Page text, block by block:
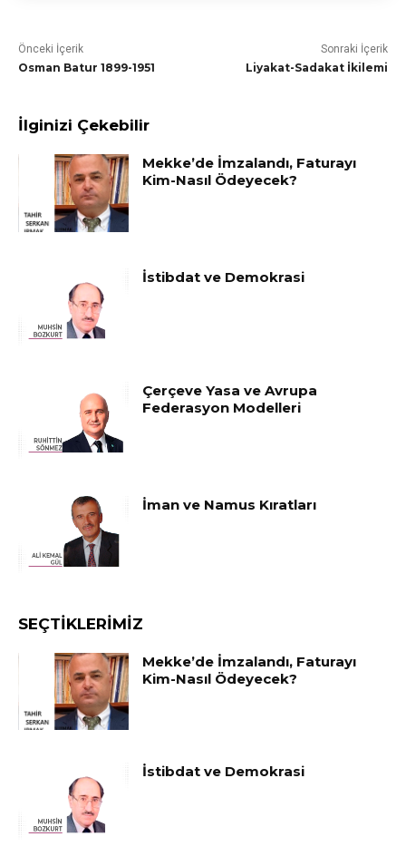
Önceki İçerik
Osman Batur 1899-1951
Sonraki İçerik
Liyakat-Sadakat İkilemi
İlginizi Çekebilir
Mekke’de İmzalandı, Faturayı
Kim-Nasıl Ödeyecek?
İstibdat ve Demokrasi
Çerçeve Yasa ve Avrupa
Federasyon Modelleri
İman ve Namus Kıratları
SEÇTIKLERIMIZ
Mekke’de İmzalandı, Faturayı
Kim-Nasıl Ödeyecek?
İstibdat ve Demokrasi